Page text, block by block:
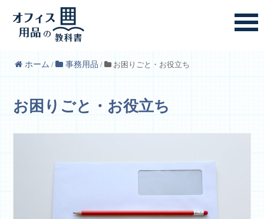
ホーム / 事務用品 / お困りごと・お役立ち
お困りごと・お役立ち